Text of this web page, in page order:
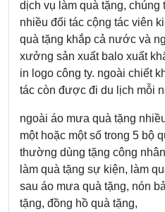
dịch vụ làm quà tặng, chúng
nhiều đối tác cộng tác viên
quà tặng khắp cả nước và
xưởng sản xuất balo xuất
in logo công ty. ngoài chiết
tác còn được đi du lịch mỗi
ngoài áo mưa quà tặng
một hoặc một số trong 5 bộ
thường dùng tặng công
làm quà tặng sự kiện, làm
sau áo mưa quà tặng, ​nón
tặng, đồng hồ quà tặng,